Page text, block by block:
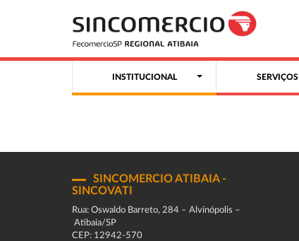
INSTITUCIONAL SERVIÇOS
SINCOMERCIO ATIBAIA -
SINCOVATI
Rua: Oswaldo Barreto, 284 – Alvinópolis –
Atibaia/SP
CEP: 12942-570